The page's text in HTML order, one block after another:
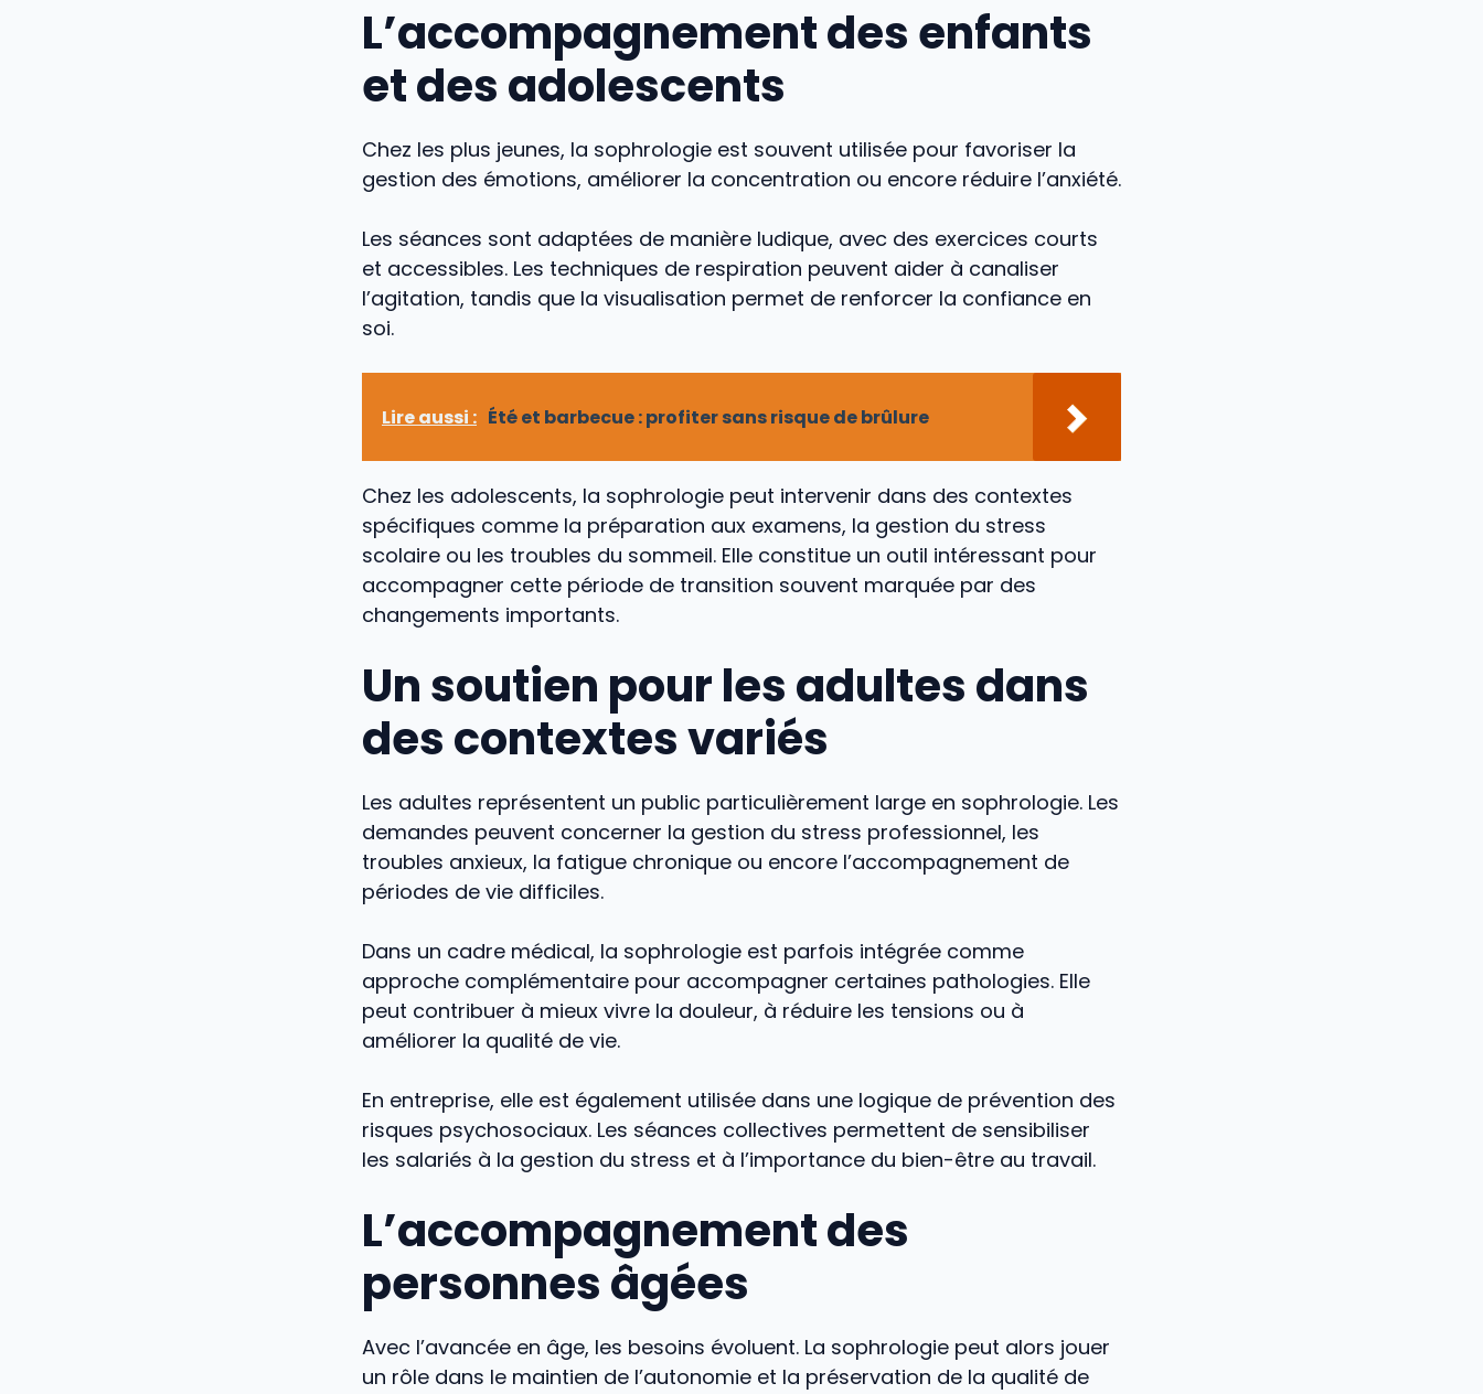
L’accompagnement des enfants
et des adolescents
Chez les plus jeunes, la sophrologie est souvent utilisée pour favoriser la
gestion des émotions, améliorer la concentration ou encore réduire l’anxiété.
Les séances sont adaptées de manière ludique, avec des exercices courts
et accessibles. Les techniques de respiration peuvent aider à canaliser
l’agitation, tandis que la visualisation permet de renforcer la confiance en
soi.
Lire aussi : Été et barbecue : profiter sans risque de brûlure
Chez les adolescents, la sophrologie peut intervenir dans des contextes
spécifiques comme la préparation aux examens, la gestion du stress
scolaire ou les troubles du sommeil. Elle constitue un outil intéressant pour
accompagner cette période de transition souvent marquée par des
changements importants.
Un soutien pour les adultes dans
des contextes variés
Les adultes représentent un public particulièrement large en sophrologie. Les
demandes peuvent concerner la gestion du stress professionnel, les
troubles anxieux, la fatigue chronique ou encore l’accompagnement de
périodes de vie difficiles.
Dans un cadre médical, la sophrologie est parfois intégrée comme
approche complémentaire pour accompagner certaines pathologies. Elle
peut contribuer à mieux vivre la douleur, à réduire les tensions ou à
améliorer la qualité de vie.
En entreprise, elle est également utilisée dans une logique de prévention des
risques psychosociaux. Les séances collectives permettent de sensibiliser
les salariés à la gestion du stress et à l’importance du bien-être au travail.
L’accompagnement des
personnes âgées
Avec l’avancée en âge, les besoins évoluent. La sophrologie peut alors jouer
un rôle dans le maintien de l’autonomie et la préservation de la qualité de